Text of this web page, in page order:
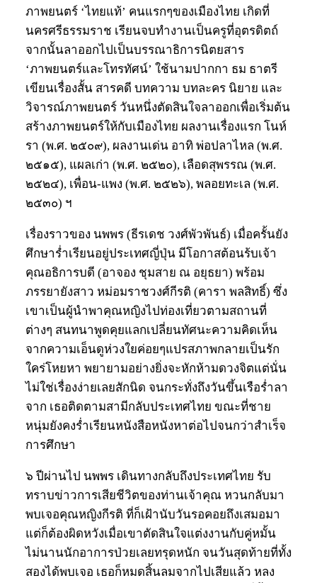
ภาพยนตร์ ‘ไทยแท้’ คนแรกๆของเมืองไทย เกิดที่
นครศรีธรรมราช เรียนจบทำงานเป็นครูที่อุตรดิตถ์
จากนั้นลาออกไปเป็นบรรณาธิการนิตยสาร
‘ภาพยนตร์และโทรทัศน์’ ใช้นามปากกา ธม ธาตรี
เขียนเรื่องสั้น สารคดี บทความ บทละคร นิยาย และ
วิจารณ์ภาพยนตร์ วันหนึ่งตัดสินใจลาออกเพื่อเริ่มต้น
สร้างภาพยนตร์ให้กับเมืองไทย ผลงานเรื่องแรก โนห์
รา (พ.ศ. ๒๕๐๙), ผลงานเด่น อาทิ พ่อปลาไหล (พ.ศ.
๒๕๑๕), แผลเก่า (พ.ศ. ๒๕๒๐), เลือดสุพรรณ (พ.ศ.
๒๕๒๔), เพื่อน-แพง (พ.ศ. ๒๕๒๖), พลอยทะเล (พ.ศ.
๒๕๓๐) ฯ
เรื่องราวของ นพพร (ธีรเดช วงศ์พัวพันธ์) เมื่อครั้นยัง
ศึกษาร่ำเรียนอยู่ประเทศญี่ปุ่น มีโอกาสต้อนร้บเจ้า
คุณอธิการบดี (อาจอง ชุมสาย ณ อยุธยา) พร้อม
ภรรยายังสาว หม่อมราชวงศ์กีรติ (คารา พลสิทธิ์) ซึ่ง
เขาเป็นผู้นำพาคุณหญิงไปท่องเที่ยวตามสถานที่
ต่างๆ สนทนาพูดคุยแลกเปลี่ยนทัศนะความคิดเห็น
จากความเอ็นดูห่วงใยค่อยๆแปรสภาพกลายเป็นรัก
ใคร่โหยหา พยายามอย่างยิ่งจะหักห้ามดวงจิตแต่นั่น
ไม่ใช่เรื่องง่ายเลยสักนิด จนกระทั่งถึงวันขึ้นเรือร่ำลา
จาก เธอติดตามสามีกลับประเทศไทย ขณะที่ชาย
หนุ่มยังคงร่ำเรียนหนังสือหนังหาต่อไปจนกว่าสำเร็จ
การศึกษา
๖ ปีผ่านไป นพพร เดินทางกลับถึงประเทศไทย รับ
ทราบข่าวการเสียชีวิตของท่านเจ้าคุณ หวนกลับมา
พบเจอคุณหญิงกีรติ ที่ก็เฝ้านับวันรอคอยถึงเสมอมา
แต่ก็ต้องผิดหวังเมื่อเขาตัดสินใจแต่งงานกับคู่หมั้น
ไม่นานนักอาการป่วยเลยทรุดหนัก จนวันสุดท้ายที่ทั้ง
สองได้พบเจอ เธอก็หมดสิ้นลมจากไปเสียแล้ว หลง